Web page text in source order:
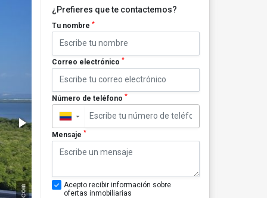
¿Prefieres que te contactemos?
Tu nombre *
Correo electrónico *
Número de teléfono *
▼
Mensaje *
Acepto recibir información sobre
ofertas inmobiliarias